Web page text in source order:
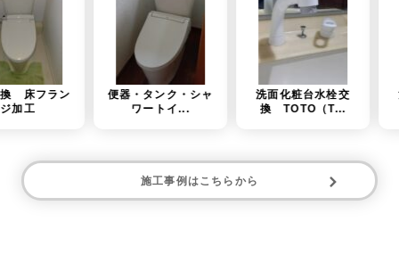
便器・タンク・シャ
ワートイ...
洗面化粧台水栓交
換 TOTO（T...
洗面台水栓金具交
換 TOTO（T...
施工事例はこちらから